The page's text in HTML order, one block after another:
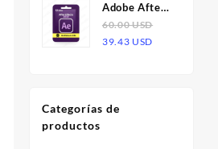
original
era:
60.00 USD.
actual
es:
Adobe After
Effects 2023
| Licencia
60.00USD
El
60.00 USD.
39.43 USD
Categorías de
productos